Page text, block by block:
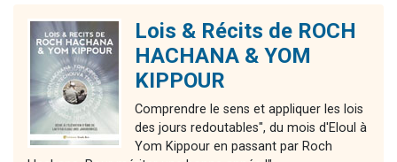
Lois & Récits de ROCH
HACHANA & YOM
KIPPOUR
Comprendre le sens et appliquer les lois
des jours redoutables", du mois d'Eloul à
Yom Kippour en passant par Roch